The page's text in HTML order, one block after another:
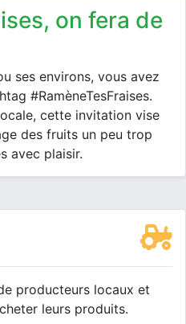
ses environs, vous avez
#RamèneTesFraises.
cette invitation vise
des fruits un peu trop
avec plaisir.
producteurs locaux et
leurs produits.